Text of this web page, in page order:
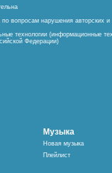
по вопросам нарушения авторских
технологии (информационные
Федерации)
Музыка
Новая музыка
Плейлист